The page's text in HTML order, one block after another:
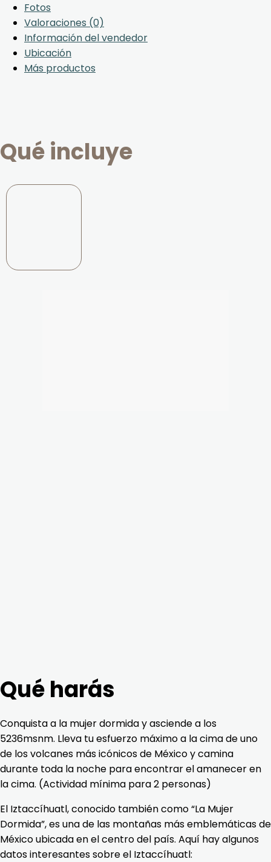
Fotos
Valoraciones (0)
Información del vendedor
Ubicación
Más productos
Qué incluye
Qué harás
Conquista a la mujer dormida y asciende a los
5236msnm. Lleva tu esfuerzo máximo a la cima de uno
de los volcanes más icónicos de México y camina
durante toda la noche para encontrar el amanecer en
la cima. (Actividad mínima para 2 personas)
El Iztaccíhuatl, conocido también como “La Mujer
Dormida”, es una de las montañas más emblemáticas de
México ubicada en el centro del país. Aquí hay algunos
datos interesantes sobre el Iztaccíhuatl: